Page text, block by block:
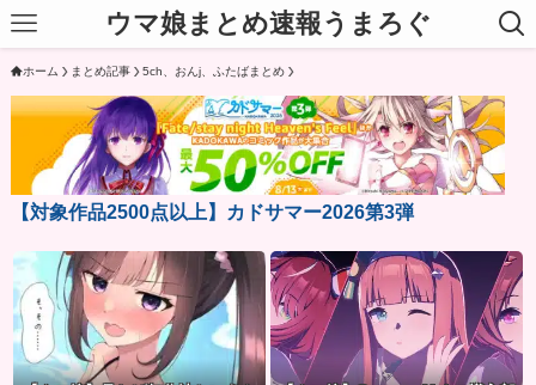
ウマ娘まとめ速報うまろぐ
ホーム まとめ記事 5ch、おんj、ふたばまとめ
【対象作品2500点以上】カドサマー2026第3弾